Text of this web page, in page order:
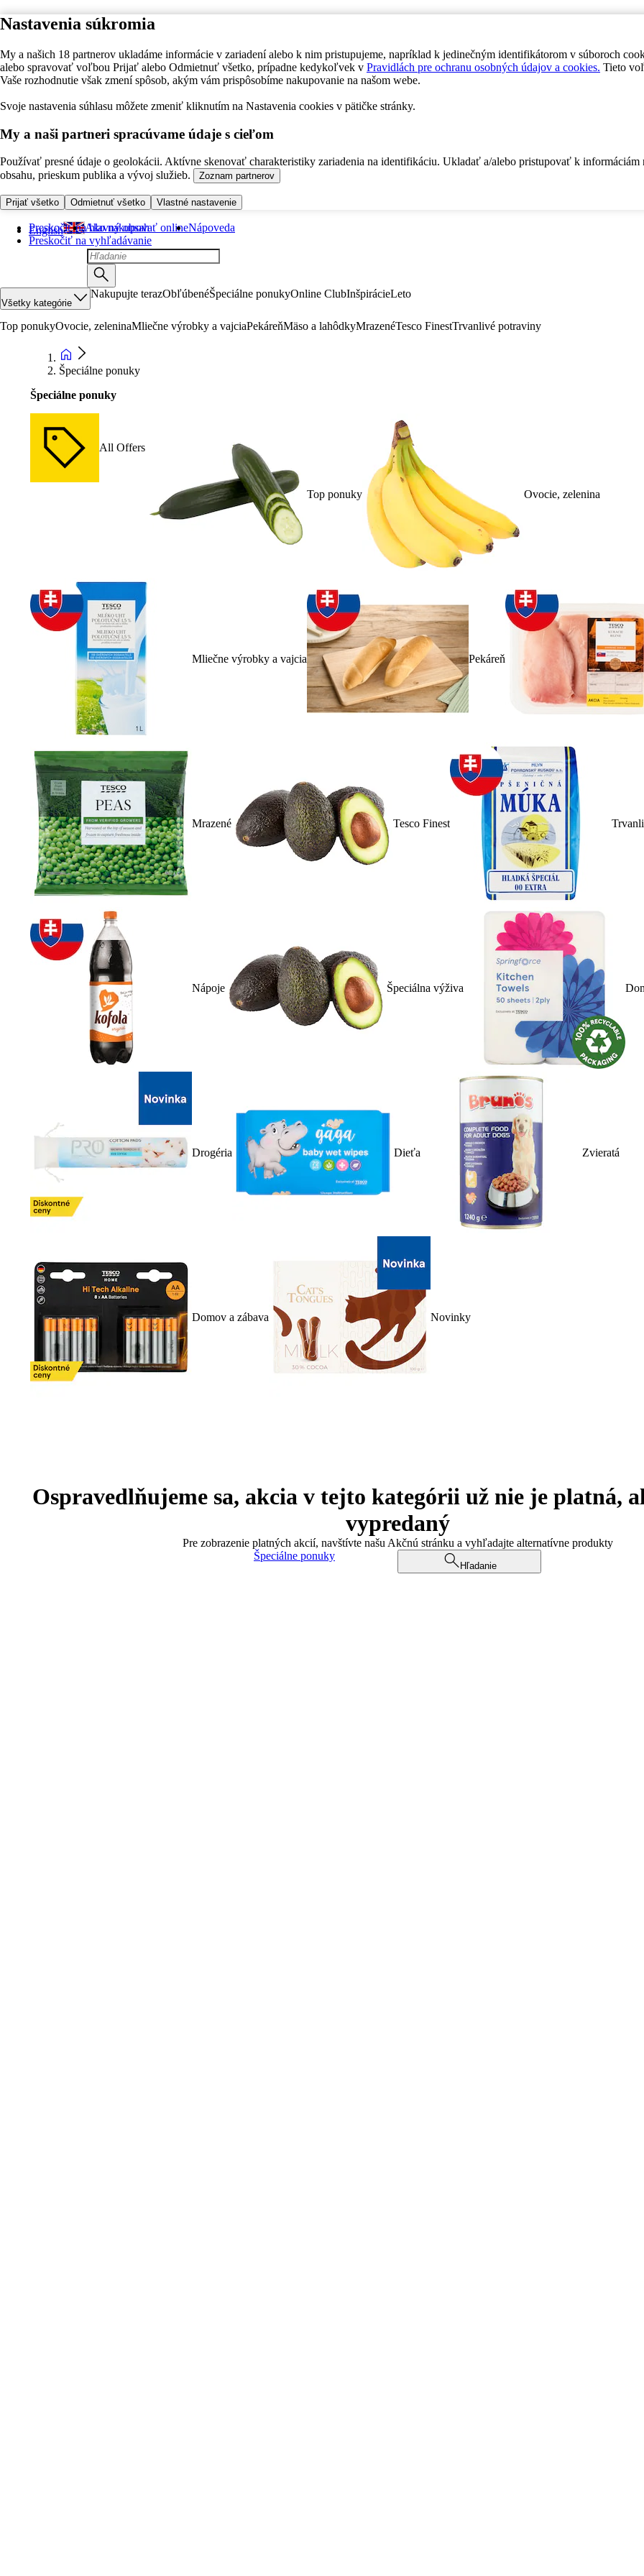
Nastavenia súkromia
My a našich 18 partnerov ukladáme informácie v zariadení alebo k nim pristupujeme, napríklad k jedinečným identifikátorom v súboroch
alebo spravovať voľbou Prijať alebo Odmietnuť všetko, prípadne kedykoľvek v Pravidlách pre ochranu osobných údajov a cookies. Tieto
Vaše rozhodnutie však zmení spôsob, akým vám prispôsobíme nakupovanie na našom webe.
Svoje nastavenia súhlasu môžete zmeniť kliknutím na Nastavenia cookies v pätičke stránky.
My a naši partneri spracúvame údaje s cieľom
Používať presné údaje o geolokácii. Aktívne skenovať charakteristiky zariadenia na identifikáciu. Ukladať a/alebo pristupovať k informáciám
obsahu, prieskum publika a vývoj služieb.
Zoznam partnerov
Prijať všetko Odmietnuť všetko Vlastné nastavenie
Preskočiť na hlavný obsah
Preskočiť na vyhľadávanie
English Ako nakupovať onlineNápoveda
Všetky kategórie
Nakupujte terazObľúbenéŠpeciálne ponukyOnline ClubInšpirácieLeto
Top ponukyOvocie, zeleninaMliečne výrobky a vajciaPekáreňMäso a lahôdkyMrazenéTesco FinestTrvanlivé potraviny
Špeciálne ponuky
Špeciálne ponuky
All Offers
Top ponuky Ovocie, zelenina
Mliečne výrobky a vajcia Pekáreň
Mrazené Tesco Finest
Nápoje Špeciálna výživa
Drogéria Dieťa Zvieratá
Domov a zábava Novinky
Ospravedlňujeme sa, akcia v tejto kategórii už nie je platná,
vypredaný
Pre zobrazenie platných akcií, navštívte našu Akčnú stránku a vyhľadajte alternatívne produkty
Špeciálne ponuky
Hľadanie